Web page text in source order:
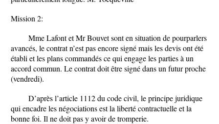
Mission 2:
Mme Lafont et Mr Bouvet sont en situation de pourparlers
avancés, le contrat n’est pas encore signé mais les devis ont été
établi et les plans commandés ce qui engage les parties à un
accord commun. Le contrat doit être signé dans un futur proche
(vendredi).
D’après l’article 1112 du code civil, le principe juridique
qui encadre les négociations est la liberté contractuelle et la
bonne foi. Il ne doit pas y avoir de tromperie.